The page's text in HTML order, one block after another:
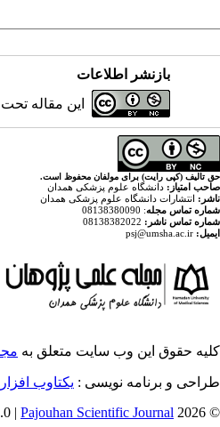
بازنشر اطلاعات
این مقاله
حق تالیف (کپی رایت) برای مولفان محفوظ است.
صاحب امتیاز: دانشگاه علوم پزشکی همدان
ناشر: انتشارات دانشگاه علوم پزشکی همدان
شماره تماس مجله: 08138380090
شماره تماس ناشر:
ایمیل:
کلیه حقوق این وب سایت متعلق به
طراحی و برنامه نویسی : یکتاوب
© 2026 CC BY-NC 4.0 |
Pajouhan Scientific Journal